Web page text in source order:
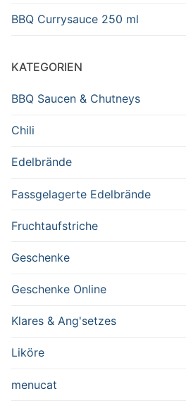
BBQ Currysauce 250 ml
KATEGORIEN
BBQ Saucen & Chutneys
Chili
Edelbrände
Fassgelagerte Edelbrände
Fruchtaufstriche
Geschenke
Geschenke Online
Klares & Ang'setzes
Liköre
menucat